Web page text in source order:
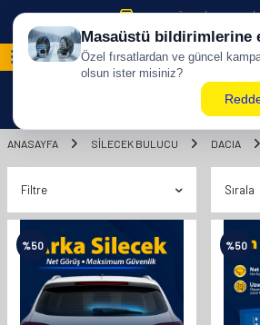
500 TL ÜZERİ KARGO
ANASAYFA SILECEK BULUCU DACIA
Filtre
%50 %50